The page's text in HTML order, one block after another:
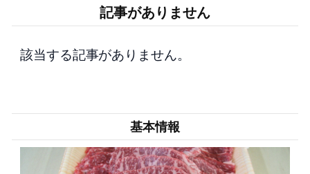
記事がありません
該当する記事がありません。
基本情報